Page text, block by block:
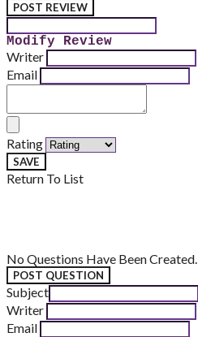
POST REVIEW
Modify Review
Writer
Email
Rating
SAVE
Return To List
No Questions Have Been Created.
POST QUESTION
Subject
Writer
Email